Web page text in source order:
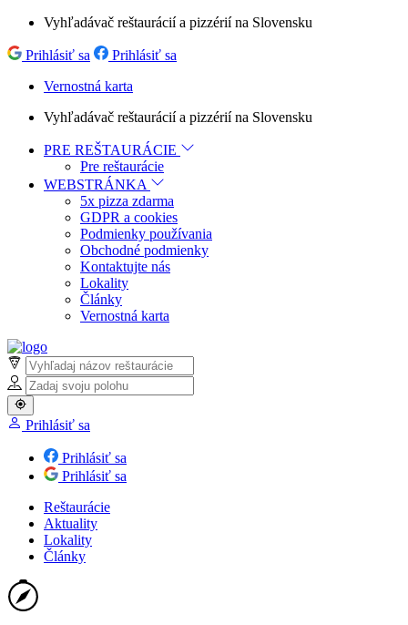
Vyhľadávač reštaurácií a pizzérií na Slovensku
Prihlásiť sa
Prihlásiť sa
Vernostná karta
Vyhľadávač reštaurácií a pizzérií na Slovensku
PRE REŠTAURÁCIE
Pre reštaurácie
WEBSTRÁNKA
5x pizza zdarma
GDPR a cookies
Podmienky používania
Obchodné podmienky
Kontaktujte nás
Lokality
Články
Vernostná karta
Prihlásiť sa
Prihlásiť sa
Prihlásiť sa
Reštaurácie
Aktuality
Lokality
Články